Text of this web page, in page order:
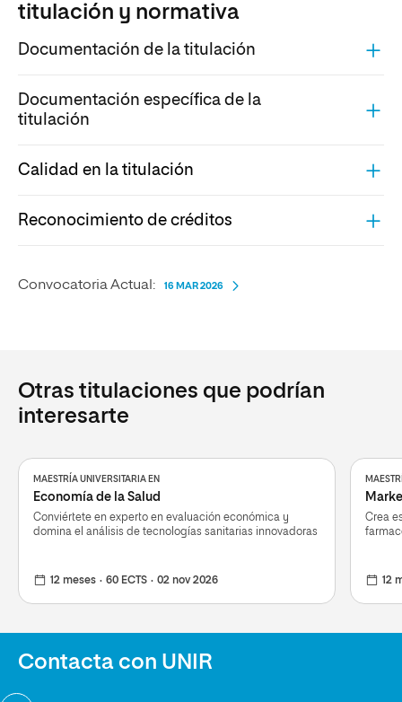
titulación y normativa
Documentación de la titulación
Documentación específica de la
titulación
Calidad en la titulación
Reconocimiento de créditos
Convocatoria Actual: 16 MAR 2026
Otras titulaciones que podrían
interesarte
MAESTRÍA UNIVERSITARIA EN
Economía de la Salud
Conviértete en experto en evaluación económica y
domina el análisis de tecnologías sanitarias innovadoras
12 meses 60 ECTS 02 nov 2026
Crea
12
Contacta con UNIR